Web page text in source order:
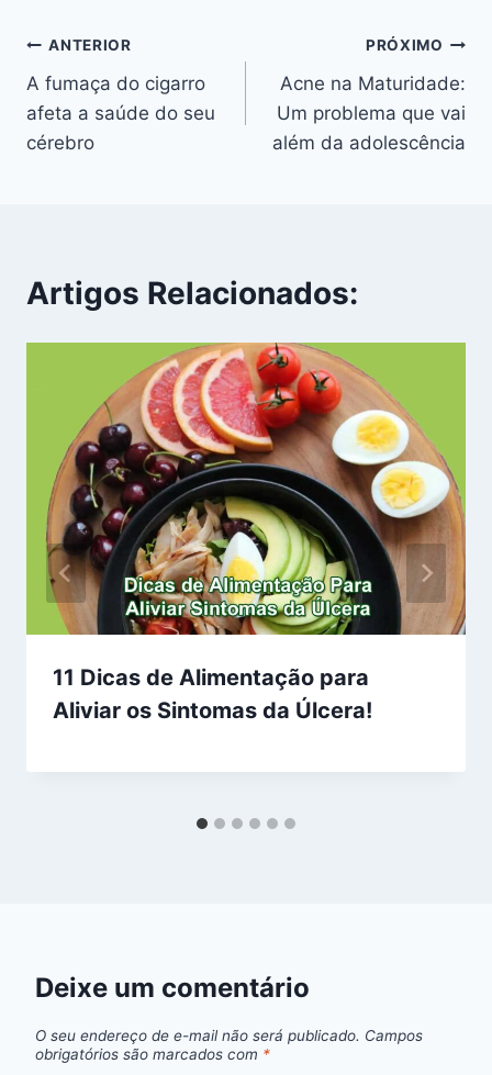
Navegação
de
Post
ANTERIOR
A fumaça do cigarro
afeta a saúde do seu
cérebro
PRÓXIMO
Acne na Maturidade:
Um problema que vai
além da adolescência
Artigos Relacionados:
11 Dicas de Alimentação para
Aliviar os Sintomas da Úlcera!
Deixe um comentário
O seu endereço de e-mail não será publicado. Campos
obrigatórios são marcados com *